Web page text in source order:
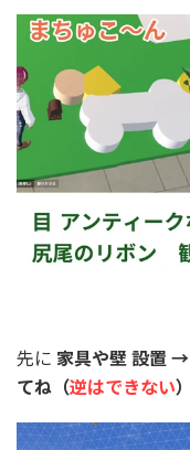
先に 家具や壁 設置
てね（逆はできない）